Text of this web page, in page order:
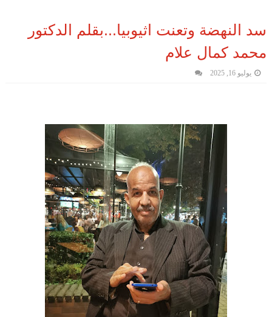
سد النهضة وتعنت اثيوبيا...بقلم الدكتور
محمد كمال علام
يوليو 16, 2025